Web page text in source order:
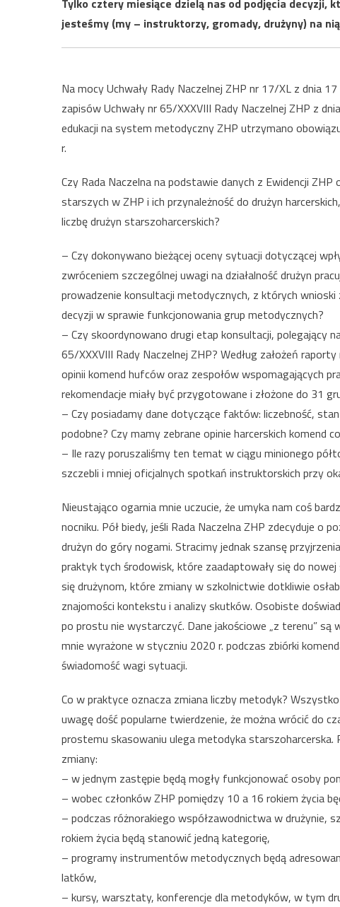
jesteśmy (my – instruktorzy, gromady, drużyny) na
Na mocy Uchwały Rady Naczelnej ZHP nr 17/XL z dnia
zapisów Uchwały nr 65/XXXVIII Rady Naczelnej ZHP z
edukacji na system metodyczny ZHP utrzymano
r.
Czy Rada Naczelna na podstawie danych z Ewidencji
starszych w ZHP i ich przynależność do drużyn
liczbę drużyn starszoharcerskich?
– Czy dokonywano bieżącej oceny sytuacji dotyczącej
zwróceniem szczególnej uwagi na działalność drużyn
prowadzenie konsultacji metodycznych, z których
decyzji w sprawie funkcjonowania grup metodycznych?
– Czy skoordynowano drugi etap konsultacji, polegający
65/XXXVIII Rady Naczelnej ZHP? Według założeń
opinii komend hufców oraz zespołów wspomagających
rekomendacje miały być przygotowane i złożone do 31
– Czy posiadamy dane dotyczące faktów: liczebność,
podobne? Czy mamy zebrane opinie harcerskich komend
– Ile razy poruszaliśmy ten temat w ciągu minionego
szczebli i mniej oficjalnych spotkań instruktorskich przy
Nieustająco ogarnia mnie uczucie, że umyka nam coś
nocniku. Pół biedy, jeśli Rada Naczelna ZHP zdecyduje
drużyn do góry nogami. Stracimy jednak szansę
praktyk tych środowisk, które zaadaptowały się do
się drużynom, które zmiany w szkolnictwie dotkliwie
znajomości kontekstu i analizy skutków. Osobiste
po prostu nie wystarczyć. Dane jakościowe „z terenu”
mnie wyrażone w styczniu 2020 r. podczas zbiórki
świadomość wagi sytuacji.
Co w praktyce oznacza zmiana liczby metodyk?
uwagę dość popularne twierdzenie, że można wrócić do
prostemu skasowaniu ulega metodyka starszoharcerska.
zmiany:
– w jednym zastępie będą mogły funkcjonować osoby
– wobec członków ZHP pomiędzy 10 a 16 rokiem życia
– podczas różnorakiego współzawodnictwa w drużynie,
rokiem życia będą stanowić jedną kategorię,
– programy instrumentów metodycznych będą
latków,
– kursy, warsztaty, konferencje dla metodyków, w tym